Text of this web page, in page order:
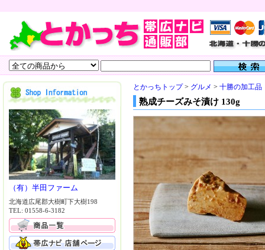
とかっちトップ> グルメ > 十勝の加工品
熟成チーズみそ漬け 130g
（有）半田ファーム
北海道広尾郡大樹町下大樹198
TEL: 01558-6-3182